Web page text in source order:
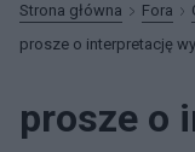
Strona główna Fora
prosze o interpretację
prosze o